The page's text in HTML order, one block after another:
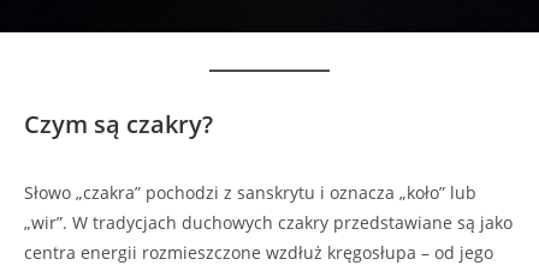
Czym są czakry?
Słowo „czakra” pochodzi z sanskrytu i oznacza „koło” lub
„wir”. W tradycjach duchowych czakry przedstawiane są jako
centra energii rozmieszczone wzdłuż kręgosłupa – od jego